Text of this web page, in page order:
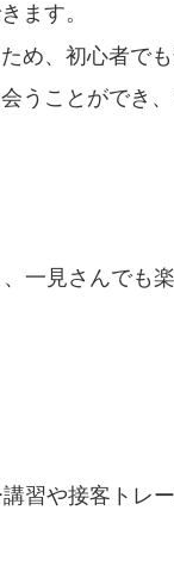
ます。
め、初心者でも
うことができ
一見さんでも
習や接客トレ